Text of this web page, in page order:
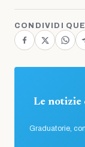
CONDIVIDI
Le notizie
Graduatorie,